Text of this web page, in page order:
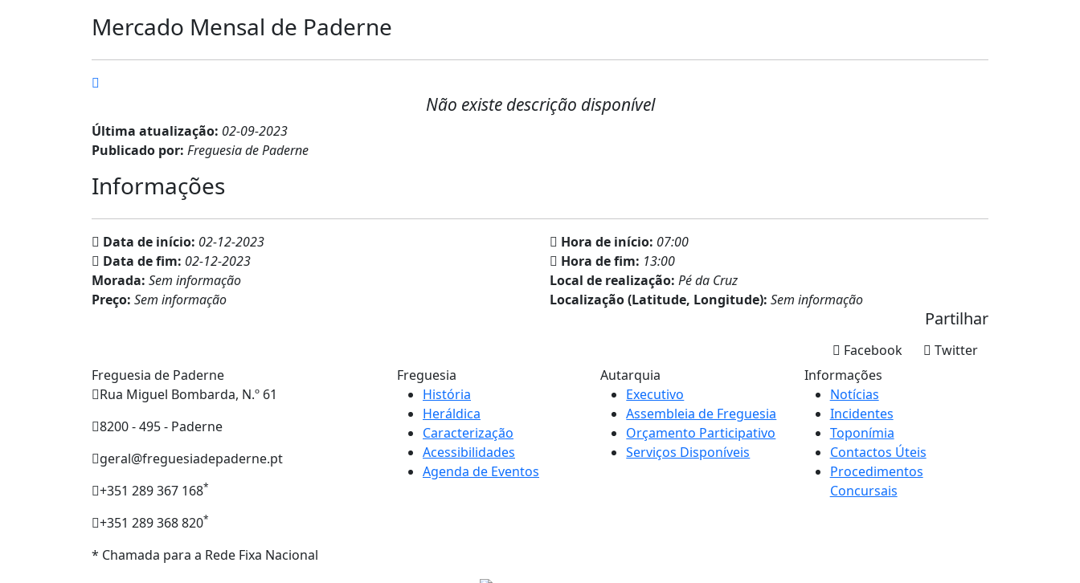
Mercado Mensal de Paderne
Não existe descrição disponível
Última atualização: 02-09-2023
Publicado por: Freguesia de Paderne
Informações
Data de início: 02-12-2023 Hora de início: 07:00
Data de fim: 02-12-2023 Hora de fim: 13:00
Morada: Sem informação Local de realização: Pé da Cruz
Preço: Sem informação Localização (Latitude, Longitude): Sem informação
Partilhar
Twitter
Facebook
Freguesia de Paderne
Rua Miguel Bombarda, N.º 61
8200 - 495 - Paderne
geral@freguesiadepaderne.pt
+351 289 367 168*
+351 289 368 820*
* Chamada para a Rede Fixa Nacional
Freguesia
História
Heráldica
Caracterização
Acessibilidades
Agenda de Eventos
Autarquia
Executivo
Assembleia de Freguesia
Orçamento Participativo
Serviços Disponíveis
Informações
Notícias
Incidentes
Toponímia
Contactos Úteis
Procedimentos
Concursais